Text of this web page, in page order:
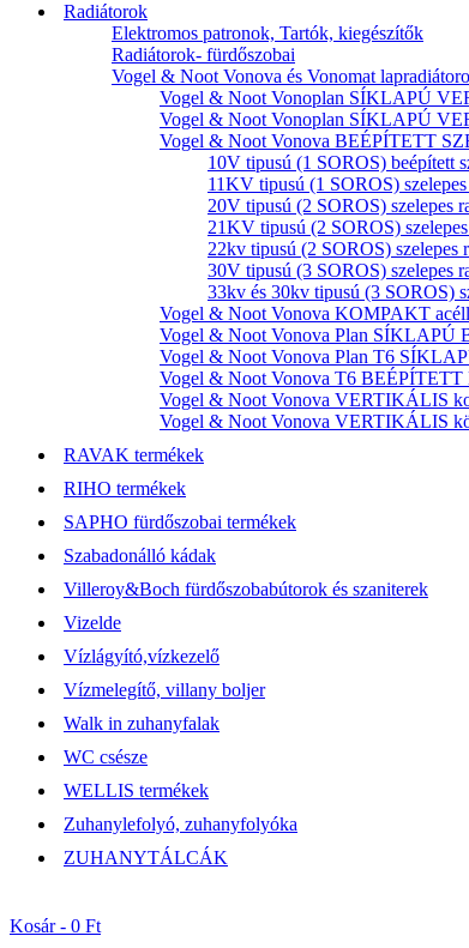
Radiátorok
Elektromos patronok, Tartók, kiegészítők
Radiátorok- fürdőszobai
Vogel & Noot Vonova és Vonomat
Vogel & Noot Vonoplan SÍKLAPÚ
Vogel & Noot Vonoplan SÍKLAPÚ
Vogel & Noot Vonova BEÉPÍTETT
10V tipusú (1 SOROS) beépített
11KV tipusú (1 SOROS)
20V tipusú (2 SOROS) szelepes
21KV tipusú (2 SOROS)
22kv tipusú (2 SOROS) szelepes
30V tipusú (3 SOROS) szelepes
33kv és 30kv tipusú (3 SOROS)
Vogel & Noot Vonova KOMPAKT
Vogel & Noot Vonova Plan SÍKLAPÚ
Vogel & Noot Vonova Plan T6
Vogel & Noot Vonova T6 BEÉPÍTETT
Vogel & Noot Vonova VERTIKÁLIS
Vogel & Noot Vonova VERTIKÁLIS
RAVAK termékek
RIHO termékek
SAPHO fürdőszobai termékek
Szabadonálló kádak
Villeroy&Boch fürdőszobabútorok és szaniterek
Vizelde
Vízlágyító,vízkezelő
Vízmelegítő, villany boljer
Walk in zuhanyfalak
WC csésze
WELLIS termékek
Zuhanylefolyó, zuhanyfolyóka
ZUHANYTÁLCÁK
Kosár - 0 Ft